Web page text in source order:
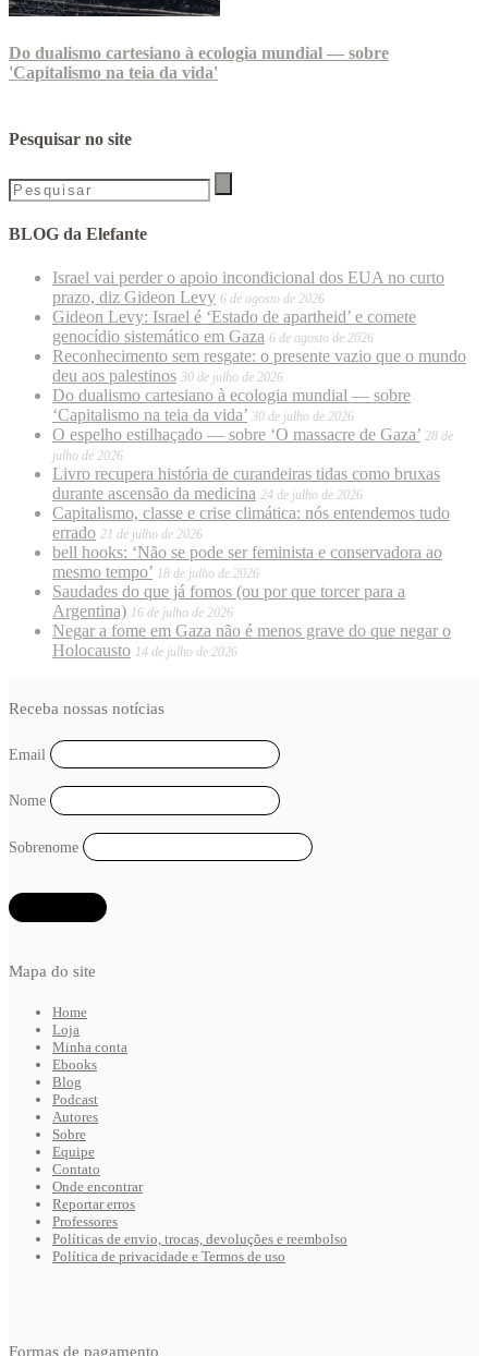
Do dualismo cartesiano à ecologia mundial — sobre
'Capitalismo na teia da vida'
Pesquisar no site
BLOG da Elefante
Israel vai perder o apoio incondicional dos EUA no curto
prazo, diz Gideon Levy 6 de agosto de 2026
Gideon Levy: Israel é ‘Estado de apartheid’ e comete
genocídio sistemático em Gaza 6 de agosto de 2026
Reconhecimento sem resgate: o presente vazio que o mundo
deu aos palestinos 30 de julho de 2026
Do dualismo cartesiano à ecologia mundial — sobre
‘Capitalismo na teia da vida’ 30 de julho de 2026
O espelho estilhaçado — sobre ‘O massacre de Gaza’ 28 de
julho de 2026
Livro recupera história de curandeiras tidas como bruxas
durante ascensão da medicina 24 de julho de 2026
Capitalismo, classe e crise climática: nós entendemos tudo
errado 21 de julho de 2026
bell hooks: ‘Não se pode ser feminista e conservadora ao
mesmo tempo’ 18 de julho de 2026
Saudades do que já fomos (ou por que torcer para a
Argentina) 16 de julho de 2026
Negar a fome em Gaza não é menos grave do que negar o
Holocausto 14 de julho de 2026
Mapa do site
Home
Loja
Minha conta
Ebooks
Blog
Podcast
Autores
Sobre
Equipe
Contato
Onde encontrar
Reportar erros
Professores
Políticas de envio, trocas, devoluções e reembolso
Política de privacidade e Termos de uso
Receba nossas notícias
Email
Nome
Sobrenome
Formas de pagamento